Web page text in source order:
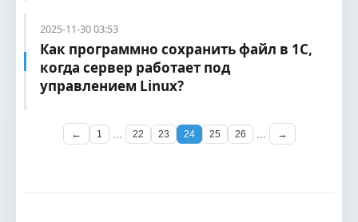
2025-11-30 03:53
Как программно сохранить файл в 1С,
когда сервер работает под
управлением Linux?
← 1 ... 22 23 24 25 26 ... →